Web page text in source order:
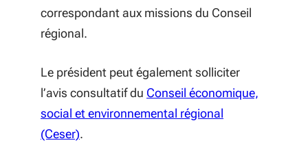
correspondant aux missions du Conseil
régional.
Le président peut également solliciter
l’avis consultatif du Conseil économique,
social et environnemental régional
(Ceser).